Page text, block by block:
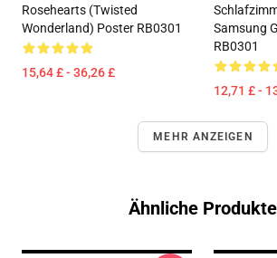
Rosehearts (Twisted
Wonderland) Poster RB0301
15,64 £ - 36,26 £
Samsung
RB0301
12,71 £ -
MEHR ANZEIGEN
Ähnliche Produkte